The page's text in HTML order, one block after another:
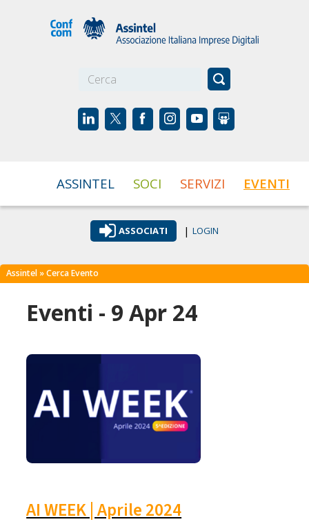
ASSINTEL SOCI SERVIZI EVENTI
ASSOCIATI | LOGIN
Assintel » Cerca Evento
Eventi - 9 Apr 24
AI WEEK | Aprile 2024